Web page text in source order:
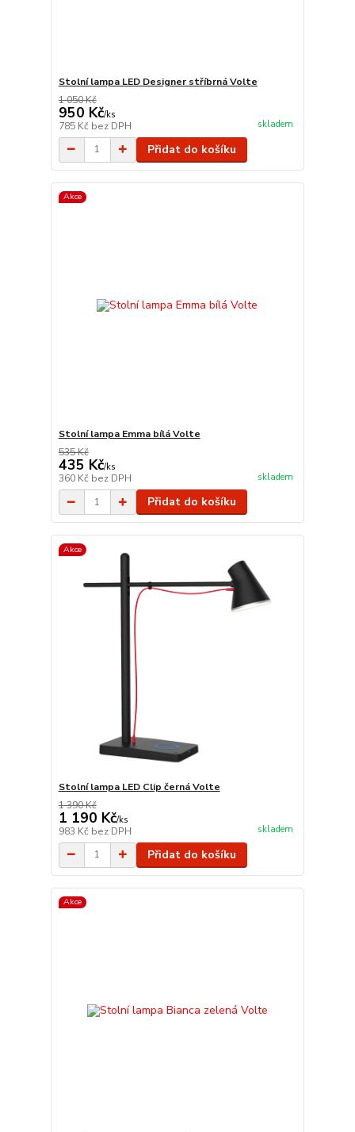
Stolní lampa LED Designer stříbrná Volte
1 050 Kč
950 Kč/ks
785 Kč bez DPH skladem
Přidat do košíku
Akce
Stolní lampa Emma bílá Volte
535 Kč
435 Kč/ks
360 Kč bez DPH skladem
Přidat do košíku
Akce
Stolní lampa LED Clip černá Volte
1 390 Kč
1 190 Kč/ks
983 Kč bez DPH skladem
Přidat do košíku
Akce